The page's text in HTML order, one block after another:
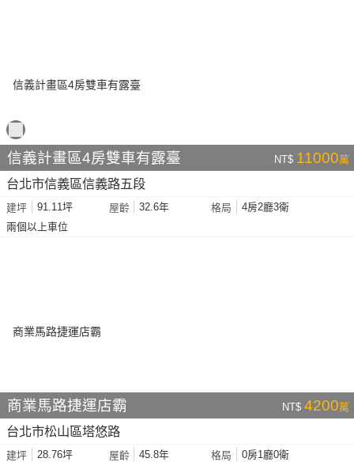
信義計畫區4房雙車有露臺 NT$ 11000萬
台北市信義區信義路五段
建坪 91.11坪 屋齡 32.6年 格局
4房2廳3衛
兩個以上車位
商業馬路捷運店霸 NT$ 4200萬
台北市松山區塔悠路
建坪 28.76坪 屋齡 45.8年 格局 0房1廳0衛